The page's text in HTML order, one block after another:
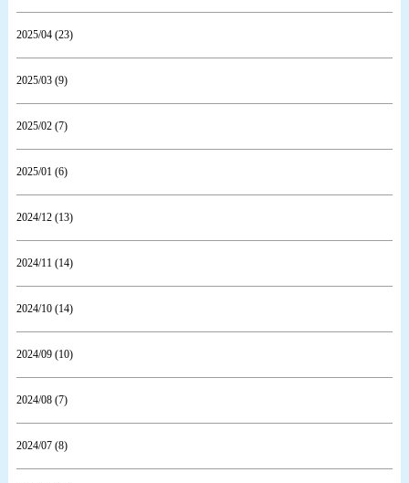
2025/04 (23)
2025/03 (9)
2025/02 (7)
2025/01 (6)
2024/12 (13)
2024/11 (14)
2024/10 (14)
2024/09 (10)
2024/08 (7)
2024/07 (8)